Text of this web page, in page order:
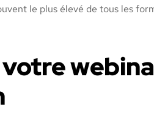
le plus élevé de tous les